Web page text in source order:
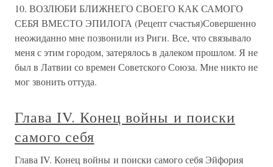
10. ВОЗЛЮБИ БЛИЖНЕГО СВОЕГО КАК САМОГО
СЕБЯ ВМЕСТО ЭПИЛОГА (Рецепт счастья)Совершенно
неожиданно мне позвонили из Риги. Все, что связывало
меня с этим городом, затерялось в далеком прошлом. Я не
был в Латвии со времен Советского Союза. Мне никто не
мог звонить оттуда.
Глава IV. Конец войны и поиски
самого себя
Глава IV. Конец войны и поиски самого себя Эйфория